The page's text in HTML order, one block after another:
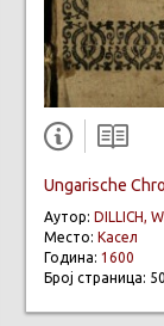
Ungarische
Аутор: DILLICH,
Место: Касел
Година: 1600
Број страница: